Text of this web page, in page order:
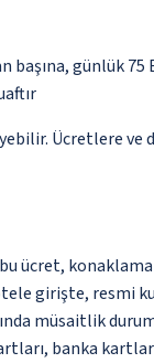
başına, günlük 75
Ücretlere ve
ücret,
girişte, resmi
müsaitlik
banka